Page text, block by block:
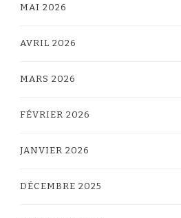
MAI 2026
AVRIL 2026
MARS 2026
FÉVRIER 2026
JANVIER 2026
DÉCEMBRE 2025